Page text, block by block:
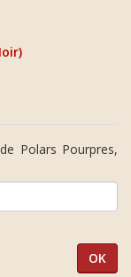
Polars Pourpres,